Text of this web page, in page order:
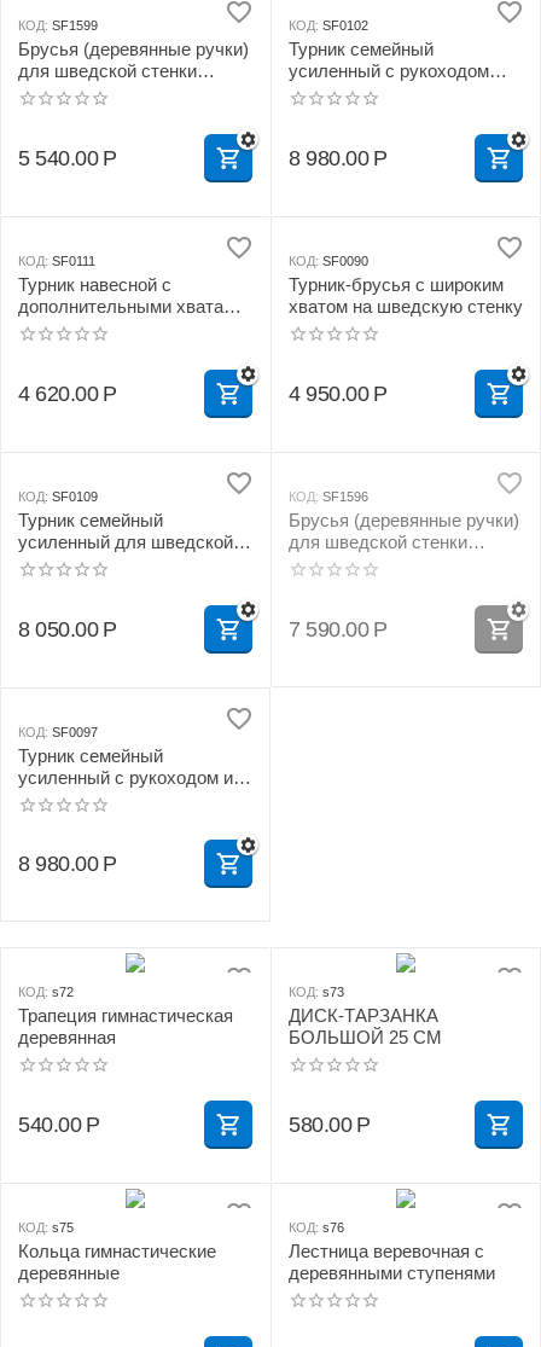
КОД: SF1599
Брусья (деревянные ручки)
для шведской стенки
(разборные)
5 540.00 Р
КОД: SF0102
Турник семейный
усиленный с рукоходом
для шведской стенки
8 980.00 Р
КОД: SF0111
Турник навесной c
дополнительными хватами
для шведской стенки
4 620.00 Р
КОД: SF0090
Турник-брусья с широким
хватом на шведскую стенку
4 950.00 Р
КОД: SF0109
Турник семейный
усиленный для шведской
стенки
8 050.00 Р
КОД: SF1596
Брусья (деревянные ручки)
для шведской стенки
(цельносварные)
7 590.00 Р
КОД: SF0097
Турник семейный
усиленный с рукоходом из
бука для шведской стенки
8 980.00 Р
КОД: s72
Трапеция гимнастическая
деревянная
540.00 Р
КОД: s73
ДИСК-ТАРЗАНКА
БОЛЬШОЙ 25 СМ
580.00 Р
КОД: s75
Кольца гимнастические
деревянные
КОД: s76
Лестница веревочная с
деревянными ступенями